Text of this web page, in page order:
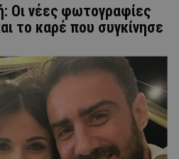
Οι νέες φωτογραφίες
το καρέ που συγκίνησε